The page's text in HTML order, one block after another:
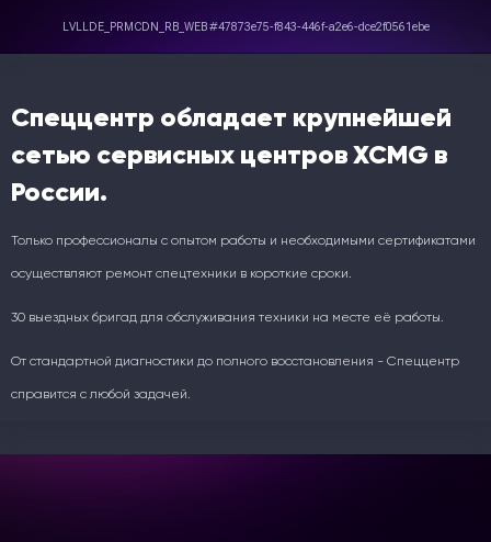
Спеццентр обладает крупнейшей
сетью сервисных центров XCMG в
России.
Только профессионалы с опытом работы и необходимыми сертификатами
осуществляют ремонт спецтехники в короткие сроки.
30 выездных бригад для обслуживания техники на месте её работы.
От стандартной диагностики до полного восстановления - Спеццентр
справится с любой задачей.